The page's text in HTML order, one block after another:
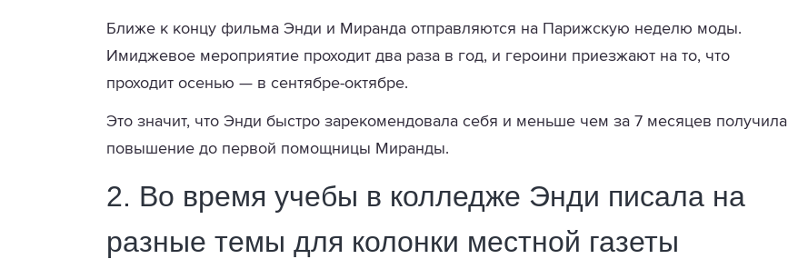
Ближе к концу фильма Энди и Миранда отправляются на Парижскую неделю моды.
Имиджевое мероприятие проходит два раза в год, и героини приезжают на то, что
проходит осенью — в сентябре-октябре.
Это значит, что Энди быстро зарекомендовала себя и меньше чем за 7 месяцев получила
повышение до первой помощницы Миранды.
2. Во время учебы в колледже Энди писала на
разные темы для колонки местной газеты